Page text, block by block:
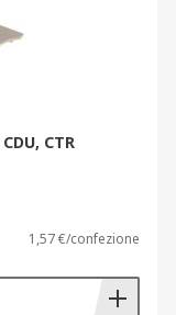
CTR
1,57 €/confezione